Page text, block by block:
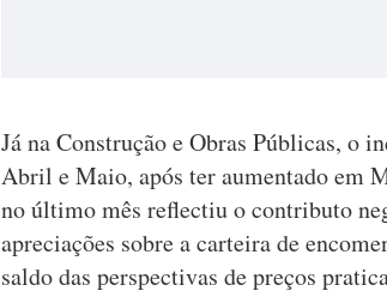
Já na Construção e Obras Públicas, o
Abril e Maio, após ter aumentado em
no último mês reflectiu o contributo
apreciações sobre a carteira de
saldo das perspectivas de preços